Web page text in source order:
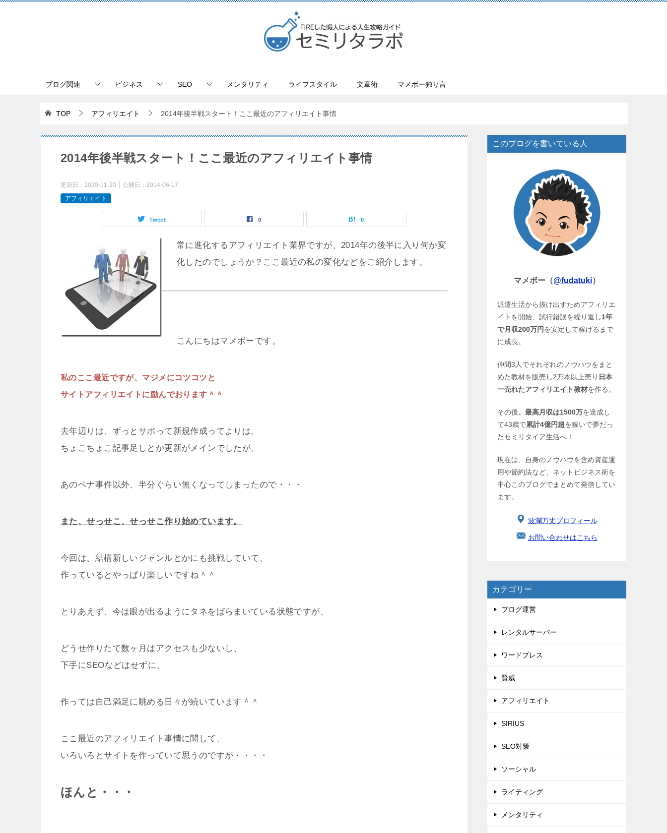
ブログ関連 ビジネス SEO メンタリティ ライフスタイル 文章術 マメボー独り言
TOP アフィリエイト 2014年後半戦スタート！ここ最近のアフィリエイト事情
2014年後半戦スタート！ここ最近のアフィリエイト事情
更新日： 2020-11-20 公開日： 2014-06-17
アフィリエイト
Tweet 0 0
常に進化するアフィリエイト業界ですが、2014年の後半に入り何か変
化したのでしょうか？ここ最近の私の変化などをご紹介します。
こんにちはマメボーです。
私のここ最近ですが、マジメにコツコツと
サイトアフィリエイトに励んでおります＾＾
去年辺りは、ずっとサボって新規作成ってよりは、
ちょこちょこ記事足しとか更新がメインでしたが、
あのペナ事件以外、半分ぐらい無くなってしまったので・・・
また、せっせこ、せっせこ作り始めています。
今回は、結構新しいジャンルとかにも挑戦していて、
作っているとやっぱり楽しいですね＾＾
とりあえず、今は眼が出るようにタネをばらまいている状態ですが、
どうせ作りたて数ヶ月はアクセスも少ないし、
下手にSEOなどはせずに、
作っては自己満足に眺める日々が続いています＾＾
ここ最近のアフィリエイト事情に関して、
いろいろとサイトを作っていて思うのですが・・・・
ほんと・・・
このブログを書いている人
マメボー（@fudatuki）
派遣生活から抜け出すためアフィリエ
イトを開始、試行錯誤を繰り返し1年
で月収200万円を安定して稼げるまで
に成長。
仲間3人でそれぞれのノウハウをまと
めた教材を販売し2万本以上売り 日本
一売れたアフィリエイト教材を作る。
その後、最高月収は1500万を達成し
て43歳で累計4億円超を稼いで夢だっ
たセミリタイア生活へ！
現在は、自身のノウハウを含め資産運
用や節約法など、ネットビジネス術を
中心このブログでまとめて発信してい
ます。
波瀾万丈プロフィール
お問い合わせはこちら
カテゴリー
ブログ運営
レンタルサーバー
ワードプレス
賢威
アフィリエイト
SIRIUS
SEO対策
ソーシャル
ライティング
メンタリティ